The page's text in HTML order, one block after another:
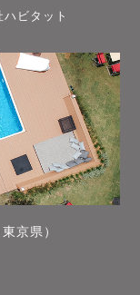
ビタット
京県）